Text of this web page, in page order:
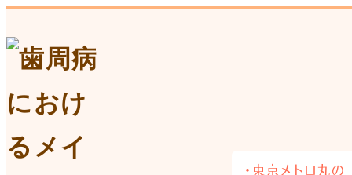
・東京メトロ丸の